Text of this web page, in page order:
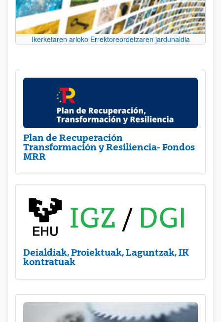
Ikerketaren arloko Errektoreordetzaren jardunaldia
Plan de Recuperación
Transformación y Resiliencia- Fondos
MRR
Deialdiak, Proiektuak, Laguntzak, IK
kontratuak